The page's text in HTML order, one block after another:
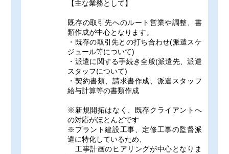
【主な業務として】
既存の取引先へのルート営業や調整、書
類作成が中心となります。
・既存の取引先との打ち合わせ(派遣スケ
ジュール等について)
・派遣に関する手続き全般(派遣先、派遣
スタッフについて)
・契約書類、請求書作成、派遣スタッフ
給与計算等の書類作成
※新規開拓はなく、既存クライアントへ
の対応がほとんどです
※プラント建設工事、定修工事の監督派
遣に特化しているため、
工事計画のヒアリングが中心となりま